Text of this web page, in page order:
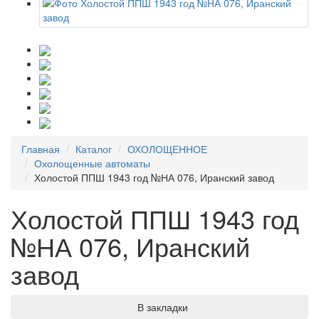
Главная Каталог
ОХОЛОЩЕННОЕ
Охолощенные автоматы
Холостой ППШ 1943 год №НА 076, Иранский завод
Холостой ППШ 1943 год
№НА 076, Иранский
завод
В закладки